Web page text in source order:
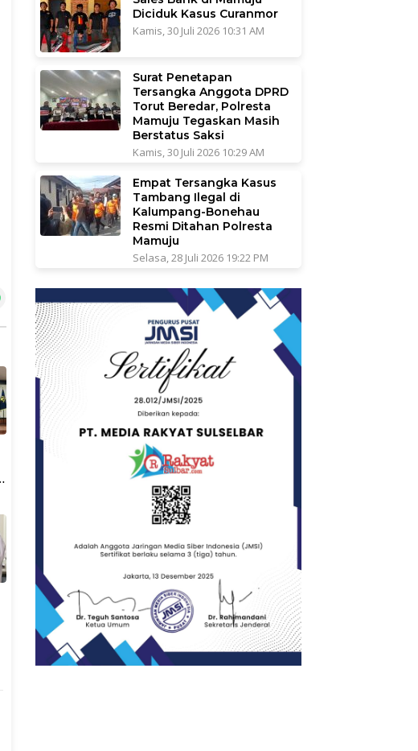
Diciduk Kasus Curanmor
Kamis, 30 Juli 2026 10:31 AM
Surat Penetapan
Tersangka Anggota DPRD
Torut Beredar, Polresta
Mamuju Tegaskan Masih
Berstatus Saksi
Kamis, 30 Juli 2026 10:29 AM
Empat Tersangka Kasus
Tambang Ilegal di
Kalumpang-Bonehau
Resmi Ditahan Polresta
Mamuju
Selasa, 28 Juli 2026 19:22 PM